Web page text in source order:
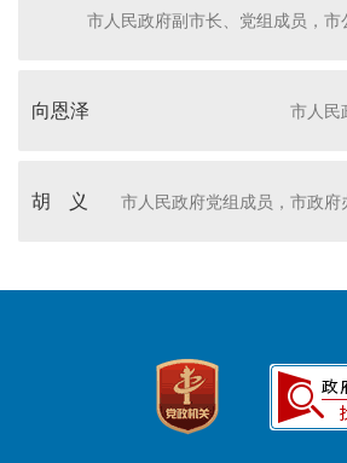
市人民政府副市长、党组成员，
向恩泽 市人民
胡 义 市人民政府党组成员，市政